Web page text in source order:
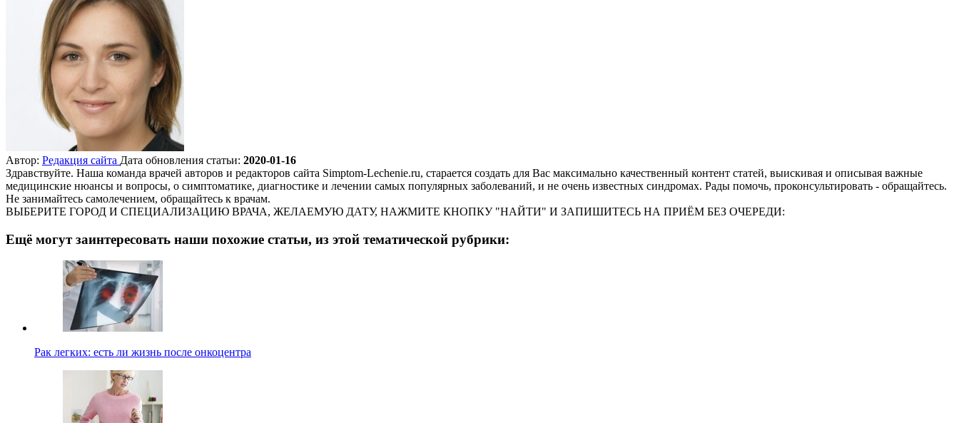
Автор: Редакция сайта Дата обновления статьи: 2020-01-16
Здравствуйте. Наша команда врачей авторов и редакторов сайта Simptom-Lechenie.ru, старается создать для Вас максимально качественный контент статей, выискивая и описывая важные
медицинские нюансы и вопросы, о симптоматике, диагностике и лечении самых популярных заболеваний, и не очень известных синдромах. Рады помочь, проконсультировать - обращайтесь.
Не занимайтесь самолечением, обращайтесь к врачам.
ВЫБЕРИТЕ ГОРОД И СПЕЦИАЛИЗАЦИЮ ВРАЧА, ЖЕЛАЕМУЮ ДАТУ, НАЖМИТЕ КНОПКУ "НАЙТИ" И ЗАПИШИТЕСЬ НА ПРИЁМ БЕЗ ОЧЕРЕДИ:
Ещё могут заинтересовать наши похожие статьи, из этой тематической рубрики:
Рак легких: есть ли жизнь после онкоцентра